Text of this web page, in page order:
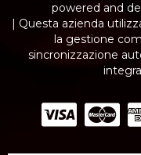
powered and
| Questa azienda
la gestione
sincronizzazione